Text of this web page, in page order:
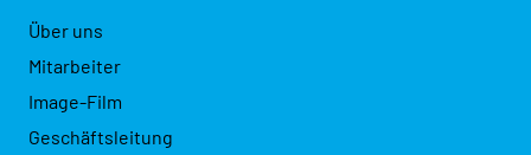
Über uns
Mitarbeiter
Image-Film
Geschäftsleitung